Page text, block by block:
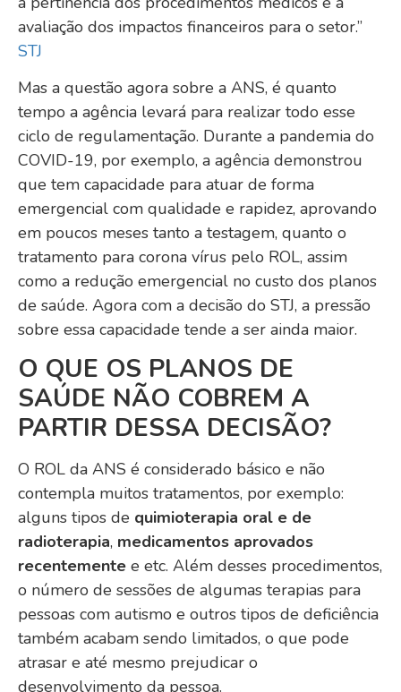
avaliação dos impactos financeiros para o setor.”
STJ
Mas a questão agora sobre a ANS, é quanto
tempo a agência levará para realizar todo esse
ciclo de regulamentação. Durante a pandemia do
COVID-19, por exemplo, a agência demonstrou
que tem capacidade para atuar de forma
emergencial com qualidade e rapidez, aprovando
em poucos meses tanto a testagem, quanto o
tratamento para corona vírus pelo ROL, assim
como a redução emergencial no custo dos planos
de saúde. Agora com a decisão do STJ, a pressão
sobre essa capacidade tende a ser ainda maior.
O QUE OS PLANOS DE
SAÚDE NÃO COBREM A
PARTIR DESSA DECISÃO?
O ROL da ANS é considerado básico e não
contempla muitos tratamentos, por exemplo:
alguns tipos de quimioterapia oral e de
radioterapia, medicamentos aprovados
recentemente e etc. Além desses procedimentos,
o número de sessões de algumas terapias para
pessoas com autismo e outros tipos de deficiência
também acabam sendo limitados, o que pode
atrasar e até mesmo prejudicar o
desenvolvimento da pessoa.